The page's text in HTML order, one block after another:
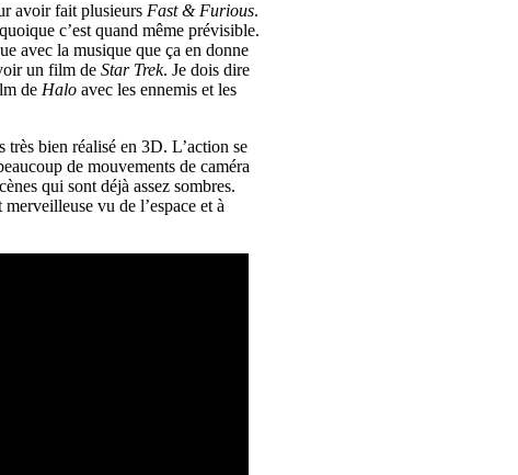
avoir fait plusieurs Fast & Furious.
c’est quand même prévisible.
avec la musique que ça en donne
un film de Star Trek. Je dois dire
de Halo avec les ennemis et les
très bien réalisé en 3D. L’action se
de mouvements de caméra
qui sont déjà assez sombres.
vu de l’espace et à